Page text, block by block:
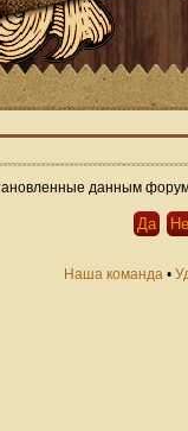
данным
Наша команда •